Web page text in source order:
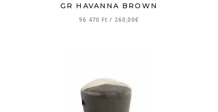
GR HAVANNA BROWN
96 470 Ft/ 260,00€